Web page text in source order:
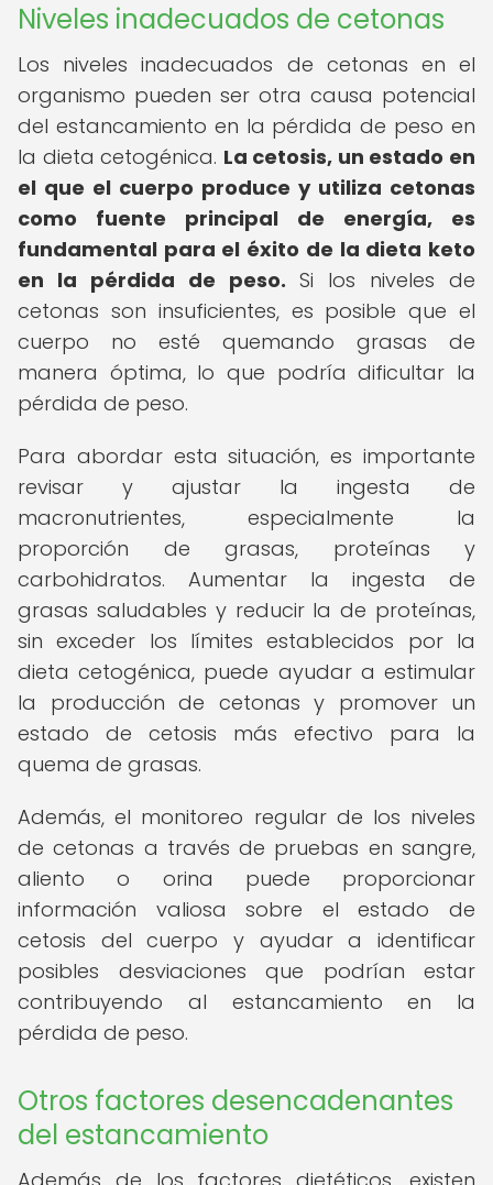
Niveles inadecuados de cetonas
Los niveles inadecuados de cetonas en el
organismo pueden ser otra causa potencial
del estancamiento en la pérdida de peso en
la dieta cetogénica. La cetosis, un estado en
el que el cuerpo produce y utiliza cetonas
como fuente principal de energía, es
fundamental para el éxito de la dieta keto
en la pérdida de peso. Si los niveles de
cetonas son insuficientes, es posible que el
cuerpo no esté quemando grasas de
manera óptima, lo que podría dificultar la
pérdida de peso.
Para abordar esta situación, es importante
revisar y ajustar la ingesta de
macronutrientes, especialmente la
proporción de grasas, proteínas y
carbohidratos. Aumentar la ingesta de
grasas saludables y reducir la de proteínas,
sin exceder los límites establecidos por la
dieta cetogénica, puede ayudar a estimular
la producción de cetonas y promover un
estado de cetosis más efectivo para la
quema de grasas.
Además, el monitoreo regular de los niveles
de cetonas a través de pruebas en sangre,
aliento o orina puede proporcionar
información valiosa sobre el estado de
cetosis del cuerpo y ayudar a identificar
posibles desviaciones que podrían estar
contribuyendo al estancamiento en la
pérdida de peso.
Otros factores desencadenantes
del estancamiento